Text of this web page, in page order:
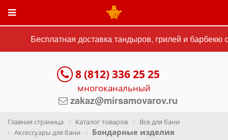
Бесплатная доставка тандыров, грилей и
8 (812) 336 25 25
многоканальный
zakaz@mirsamovarov.ru
Главная страница Каталог товаров
Все для бани
Аксессуары для бани
Бондарные изделия